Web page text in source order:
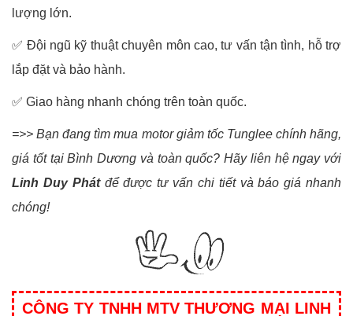
lượng lớn.
✅ Đội ngũ kỹ thuật chuyên môn cao, tư vấn tận tình, hỗ trợ
lắp đặt và bảo hành.
✅ Giao hàng nhanh chóng trên toàn quốc.
=>> Bạn đang tìm mua motor giảm tốc Tunglee chính hãng,
giá tốt tại Bình Dương và toàn quốc? Hãy liên hệ ngay với
Linh Duy Phát để được tư vấn chi tiết và báo giá nhanh
chóng!
CÔNG TY TNHH MTV THƯƠNG MẠI LINH